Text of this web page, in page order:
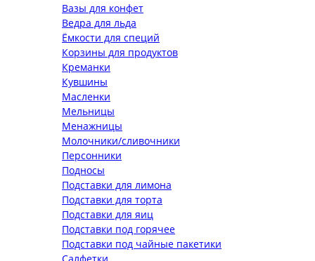
Вазы для конфет
Ведра для льда
Ёмкости для специй
Корзины для продуктов
Креманки
Кувшины
Масленки
Мельницы
Менажницы
Молочники/сливочники
Персонники
Подносы
Подставки для лимона
Подставки для торта
Подставки для яиц
Подставки под горячее
Подставки под чайные пакетики
Салфетки